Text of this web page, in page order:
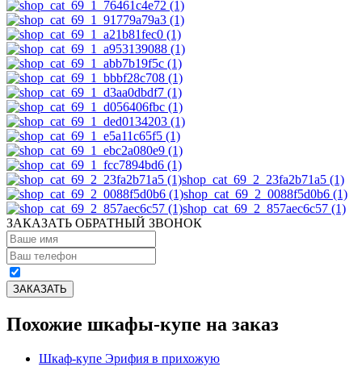
shop_cat_69_2_23fa2b71a5 (1)
shop_cat_69_2_0088f5d0b6 (1)
shop_cat_69_2_857aec6c57 (1)
ЗАКАЗАТЬ ОБРАТНЫЙ ЗВОНОК
Похожие шкафы-купе на заказ
Шкаф-купе Эрифия в прихожую